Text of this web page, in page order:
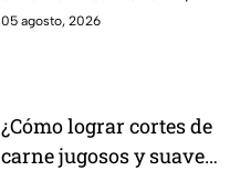
05 agosto, 2026
¿Cómo lograr cortes de
carne jugosos y suaves